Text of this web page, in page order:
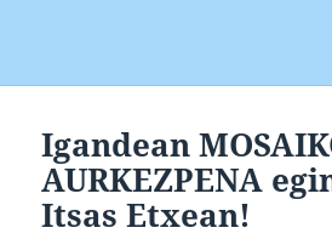
Igandean
AURKEZPENA
Itsas Etxean!